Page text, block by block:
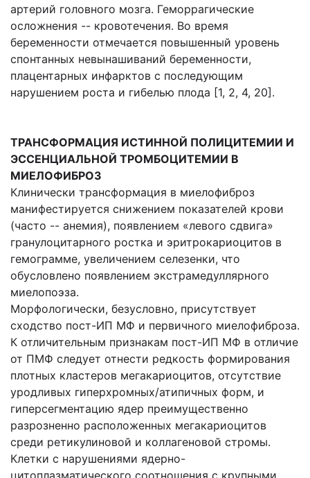
артерий головного мозга. Геморрагические
осложнения -- кровотечения. Во время
беременности отмечается повышенный уровень
спонтанных невынашиваний беременности,
плацентарных инфарктов с последующим
нарушением роста и гибелью плода [1, 2, 4, 20].
ТРАНСФОРМАЦИЯ ИСТИННОЙ ПОЛИЦИТЕМИИ И
ЭССЕНЦИАЛЬНОЙ ТРОМБОЦИТЕМИИ В
МИЕЛОФИБРОЗ
Клинически трансформация в миелофиброз
манифестируется снижением показателей крови
(часто -- анемия), появлением «левого сдвига»
гранулоцитарного ростка и эритрокариоцитов в
гемограмме, увеличением селезенки, что
обусловлено появлением экстрамедуллярного
миелопоэза.
Морфологически, безусловно, присутствует
сходство пост-ИП МФ и первичного миелофиброза.
К отличительным признакам пост-ИП МФ в отличие
от ПМФ следует отнести редкость формирования
плотных кластеров мегакариоцитов, отсутствие
уродливых гиперхромных/атипичных форм, и
гиперсегментацию ядер преимущественно
разрозненно расположенных мегакариоцитов
среди ретикулиновой и коллагеновой стромы.
Клетки с нарушениями ядерно-
цитоплазматического соотношения с крупными